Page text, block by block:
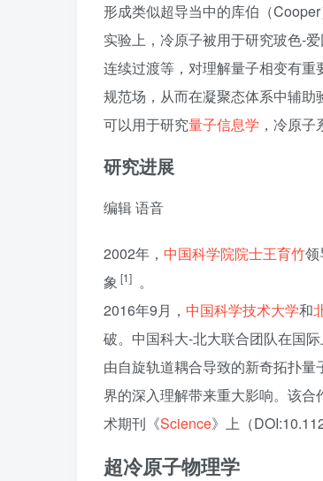
形成类似超导当中的库伯（Cooper
实验上，冷原子被用于研究玻色-
连续过渡等，对理解量子相变有
规范场，从而在凝聚态体系中辅助
可以用于研究量子信息学 ，冷原
研究进展
编辑语音
2002年， 中国科学院院士王育竹领
象 [1] 。
2016年9月， 中国科学技术大学和
破。中国科大-北大联合团队在国
由自旋轨道耦合导致的新奇拓扑
界的深入理解带来重大影响。该
术期刊《Science》上（
超冷原子物理学